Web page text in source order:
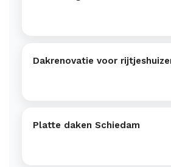
Dakrenovatie voor
Platte daken Schiedam